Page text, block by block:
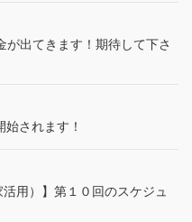
が出てきます！期待して下さ
始されます！
用）】第１０回のスケジュ